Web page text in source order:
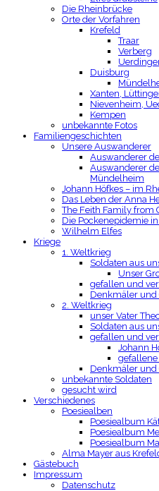
Die Rheinbrücke
Orte der Vorfahren
Krefeld
Traar
Verberg
Duisburg
Xanten,
Nievenheim,
Kempen
unbekannte Fotos
Familiengeschichten
Unsere Auswanderer
Auswanderer
Auswanderer
Mündelheim
Johann Höfkes – im
Das Leben der Anna
The Feith Family from
Die Pockenepidemie
Wilhelm Elfes
Kriege
1. Weltkrieg
Soldaten aus
Unser
gefallen und
Denkmäler und
2. Weltkrieg
unser Vater
Soldaten aus
gefallen und
Johann
gefallene
Denkmäler und
unbekannte Soldaten
gesucht wird
Verschiedenes
Poesiealben
Poesiealbum
Poesiealbum
Poesiealbum
Alma Mayer aus
Gästebuch
Impressum
Datenschutz